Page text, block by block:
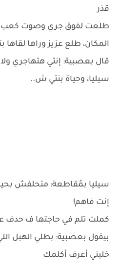
قذر
طلعت لفوق جري وصوت كعب
المكان، طلع عزيز وراها
قال بعصبية: إنتي هتهاجري
سيليا، وحياة بنتي ش..
سيليا بمُقاطعة: متحلفش
إنت فاهم!
كملت تلم في حاجتها ف حدف
بيقول بعصبية: بطلي الهبل
خليني أعرف أكلمك